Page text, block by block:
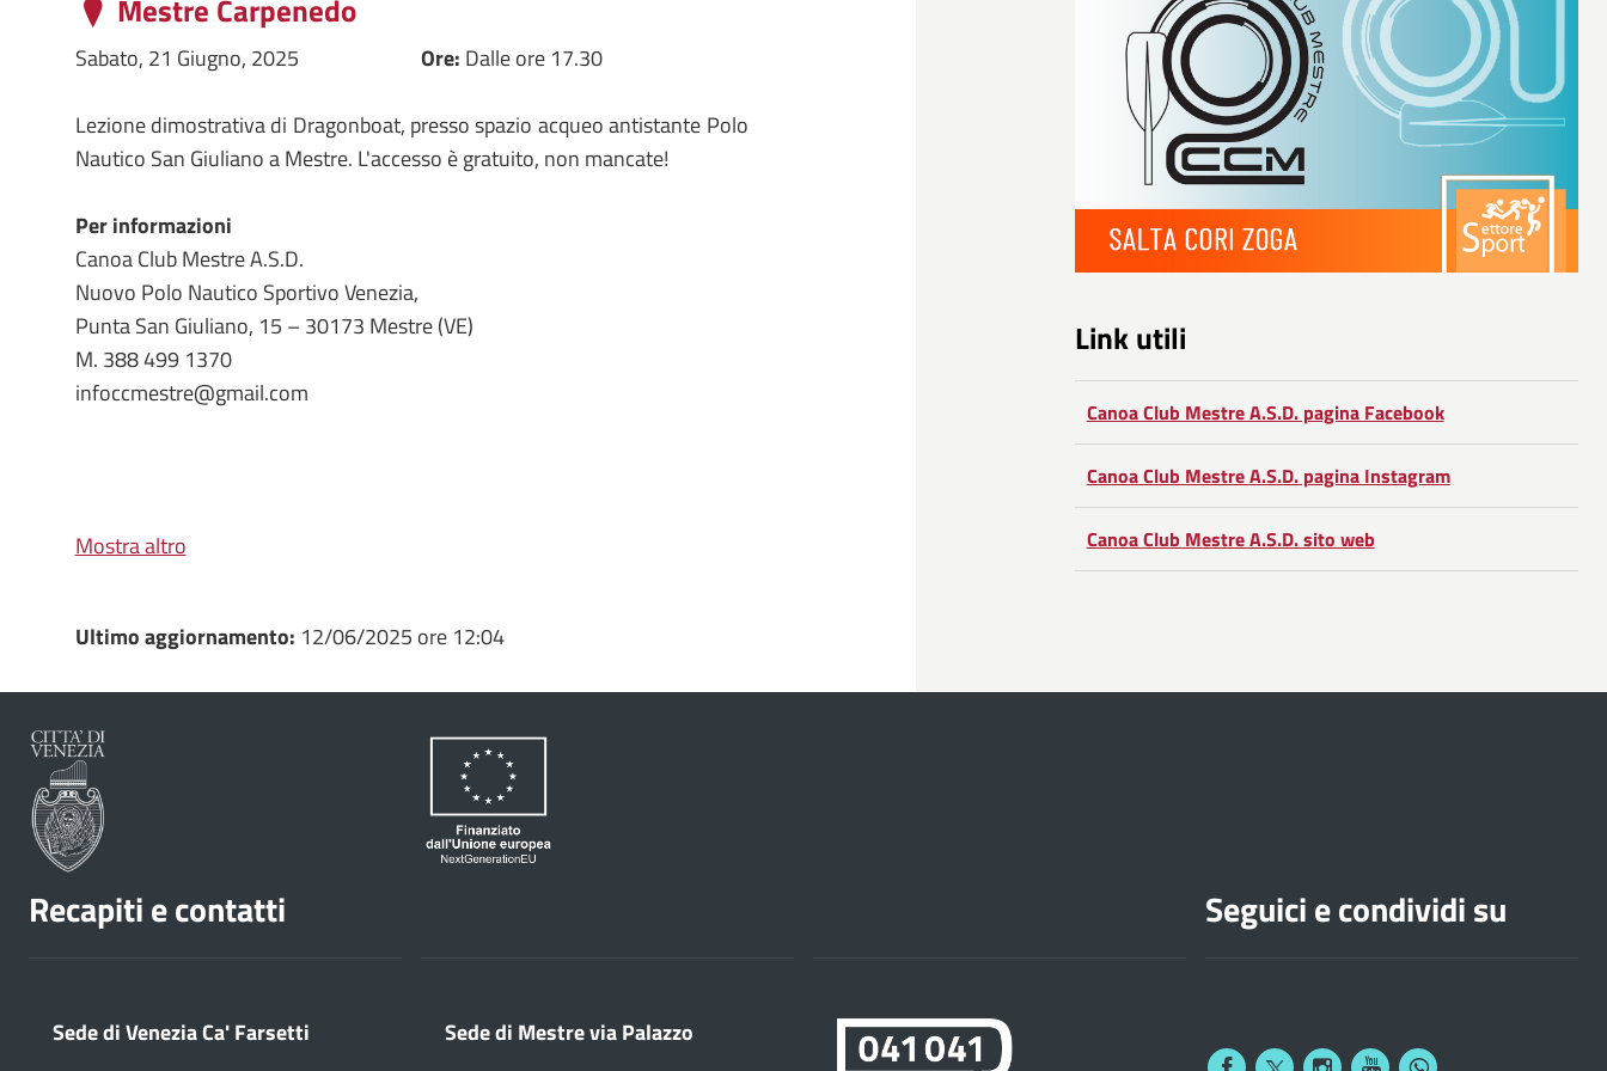
Mestre Carpenedo
Sabato, 21 Giugno, 2025 Ore: Dalle ore 17.30
Lezione dimostrativa di Dragonboat, presso spazio acqueo antistante Polo
Nautico San Giuliano a Mestre. L'accesso è gratuito, non mancate!
Per informazioni
Canoa Club Mestre A.S.D.
Nuovo Polo Nautico Sportivo Venezia,
Punta San Giuliano, 15 – 30173 Mestre (VE)
M. 388 499 1370
infoccmestre@gmail.com
Mostra altro
Link utili
Canoa Club Mestre A.S.D. pagina Facebook
Canoa Club Mestre A.S.D. pagina Instagram
Canoa Club Mestre A.S.D. sito web
Ultimo aggiornamento: 12/06/2025 ore 12:04
Recapiti e contatti
Sede di Venezia Ca' Farsetti Sede di Mestre via Palazzo
Seguici e condividi su